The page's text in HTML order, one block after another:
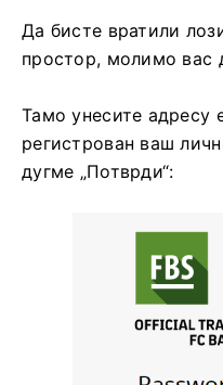
Да бисте вратили
простор, молимо вас
Тамо унесите адресу
регистрован ваш
дугме „Потврди“: